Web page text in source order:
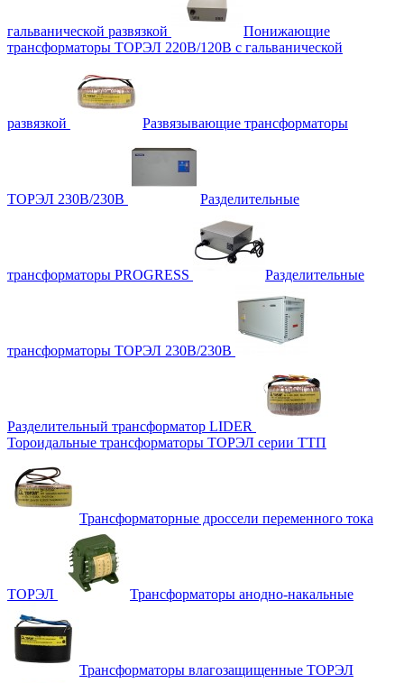
гальванической развязкой
Понижающие
трансформаторы ТОРЭЛ 220В/120В с гальванической
развязкой Развязывающие трансформаторы
ТОРЭЛ 230В/230В Разделительные
трансформаторы PROGRESS Разделительные
трансформаторы ТОРЭЛ 230В/230В
Разделительный трансформатор LIDER
Тороидальные трансформаторы ТОРЭЛ серии ТТП
Трансформаторные дроссели переменного тока
ТОРЭЛ Трансформаторы анодно-накальные
Трансформаторы влагозащищенные ТОРЭЛ